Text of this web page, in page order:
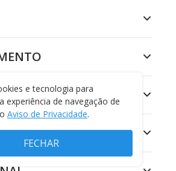
e tecnologia para
experiência de navegação de
Aviso de Privacidade.
FECHAR